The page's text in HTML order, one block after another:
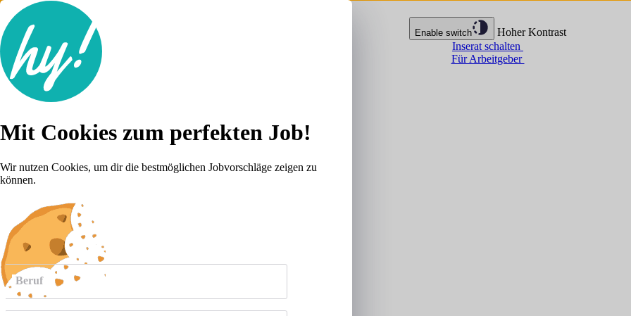
Enable switch
Hoher Kontrast
Inserat schalten
Für Arbeitgeber
Lebenslauf
Jobs anzeigen
Beruf
Mit Cookies zum perfekten Job!
Wir nutzen Cookies, um dir die bestmöglichen Jobvorschläge zeigen zu
können.